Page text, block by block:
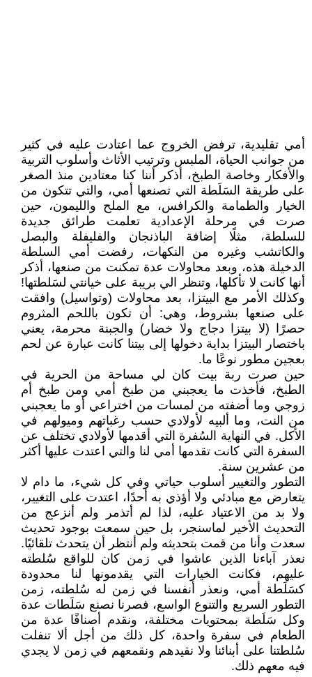
أمي تقليدية، ترفض الخروج عما اعتادت عليه في كثير
من جوانب الحياة، الملبس وترتيب الأثاث وأسلوب التربية
والأفكار وخاصة الطبخ، أذكر أننا كنا معتادين منذ الصغر
على طريقة السَلَطة التي تصنعها أمي، والتي تتكون من
الخيار والطمامة والكرافس، مع الملح والليمون، حين
صرت في مرحلة الإعدادية تعلمت طرائق جديدة
للسلطة، مثلًا إضافة الباذنجان والفليفلة والبصل
والكاتشب وغيره من النكهات، رفضت أمي السلطة
الدخيلة هذه، وبعد محاولات عدة تمكنت من صنعها، أذكر
أنها كانت لا تأكلها، وتنظر الي بريبة على خيانتي لسَلطتها!
وكذلك الأمر مع البيتزا، بعد محاولات (وتواسيل) وافقت
على صنعها بشروط، وهي: أن تكون باللحم المثروم
حصرًا (لا بيتزا دجاج ولا خضار) والجبنة محرمة، يعني
باختصار البيتزا بداية دخولها إلى بيتنا كانت عبارة عن لحم
بعجين مطور نوعًا ما.
حين صرت ربة بيت كان لي مساحة من الحرية في
الطبخ، فأخذت ما يعجبني من طبخ أمي ومن طبخ أم
زوجي وما أضفته من لمسات من اختراعي أو ما يعجبني
من النت، وما ألبيه لأولادي حسب رغباتهم وميولهم في
الأكل. في النهاية السُفرة التي أقدمها لأولادي تختلف عن
السفرة التي كانت تقدمها أمي لنا والتي اعتدت عليها أكثر
من عشرين سنة.
التطور والتغيير أسلوب حياتي وفي كل شيء، ما دام لا
يتعارض مع مبادئي ولا أؤذي به أحدًا، اعتدت على التغيير،
ولا بد من الاعتياد عليه، لذا لم أتذمر ولم أنزعج من
التحديث الأخير لماسنجر، بل حين سمعت بوجود تحديث
سعدت وأنا من قمت بتحديثه ولم أنتظر أن يتحدث تلقائيًا.
نعذر آباءنا الذين عاشوا في زمن كان للواقع سُلطته
عليهم، فكانت الخيارات التي يقدمونها لنا محدودة
كسَلَطة أمي، ونعذر أنفسنا في زمن له سُلطته، زمن
التطور السريع والتنوع الواسع، فصرنا نصنع سَلَطات عدة
وكل سَلَطة بمحتويات مختلفة، ونقدم أصنافًا عدة من
الطعام في سفرة واحدة، كل ذلك من أجل ألا تنفلت
سُلطتنا على أبنائنا ولا نقيدهم ونقمعهم في زمن لا يجدي
فيه معهم ذلك.